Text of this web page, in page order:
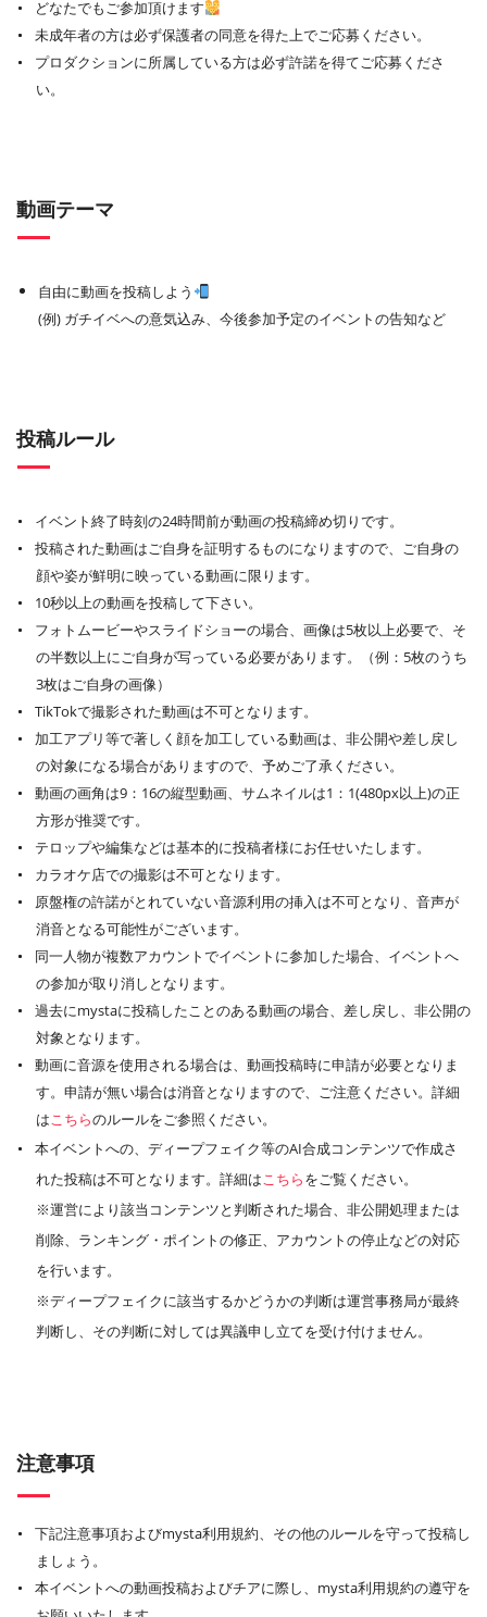
どなたでもご参加頂けます
未成年者の方は必ず保護者の同意を得た上でご応募ください。
プロダクションに所属している方は必ず許諾を得てご応募くださ
い。
動画テーマ
自由に動画を投稿しよう
(例) ガチイベへの意気込み、今後参加予定のイベントの告知など
投稿ルール
イベント終了時刻の24時間前が動画の投稿締め切りです。
投稿された動画はご自身を証明するものになりますので、ご自身の
顔や姿が鮮明に映っている動画に限ります。
10秒以上の動画を投稿して下さい。
フォトムービーやスライドショーの場合、画像は5枚以上必要で、そ
の半数以上にご自身が写っている必要があります。（例：5枚のうち
3枚はご自身の画像）
TikTokで撮影された動画は不可となります。
加工アプリ等で著しく顔を加工している動画は、非公開や差し戻し
の対象になる場合がありますので、予めご了承ください。
動画の画角は9：16の縦型動画、サムネイルは1：1(480px以上)の正
方形が推奨です。
テロップや編集などは基本的に投稿者様にお任せいたします。
カラオケ店での撮影は不可となります。
原盤権の許諾がとれていない音源利用の挿入は不可となり、音声が
消音となる可能性がございます。
同一人物が複数アカウントでイベントに参加した場合、イベントへ
の参加が取り消しとなります。
過去にmystaに投稿したことのある動画の場合、差し戻し、非公開の
対象となります。
動画に音源を使用される場合は、動画投稿時に申請が必要となりま
す。申請が無い場合は消音となりますので、ご注意ください。詳細
はこちらのルールをご参照ください。
本イベントへの、ディープフェイク等のAI合成コンテンツで作成さ
れた投稿は不可となります。詳細はこちらをご覧ください。
※運営により該当コンテンツと判断された場合、非公開処理または
削除、ランキング・ポイントの修正、アカウントの停止などの対応
を行います。
※ディープフェイクに該当するかどうかの判断は運営事務局が最終
判断し、その判断に対しては異議申し立てを受け付けません。
注意事項
下記注意事項およびmysta利用規約、その他のルールを守って投稿し
ましょう。
本イベントへの動画投稿およびチアに際し、mysta利用規約の遵守を